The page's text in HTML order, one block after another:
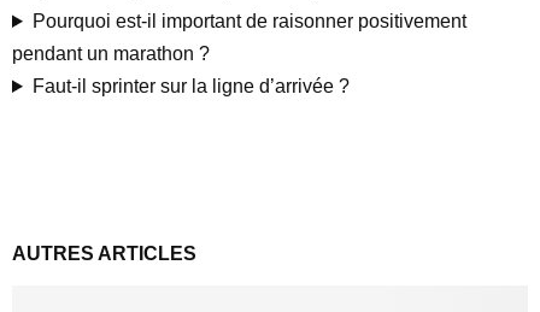
Pourquoi est-il important de raisonner positivement
pendant un marathon ?
Faut-il sprinter sur la ligne d’arrivée ?
AUTRES ARTICLES